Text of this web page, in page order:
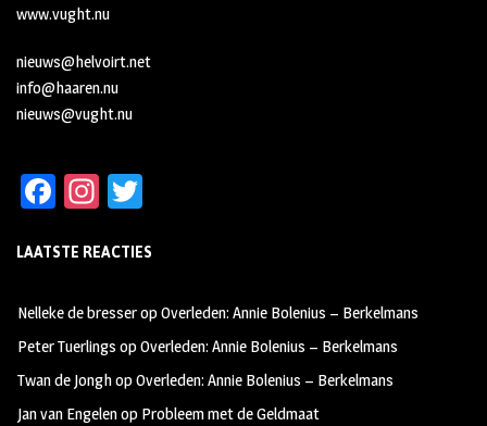
www.vught.nu
nieuws@helvoirt.net
info@haaren.nu
nieuws@vught.nu
Fa
b
oo
k
In
ag
m
tt
LAATSTE REACTIES
Nelleke de bresseropOverleden: Annie Bolenius – Berkelmans
Peter Tuerlings opOverleden: Annie Bolenius – Berkelmans
Twan de JonghopOverleden: Annie Bolenius – Berkelmans
Jan van Engelenop Probleem met de Geldmaat